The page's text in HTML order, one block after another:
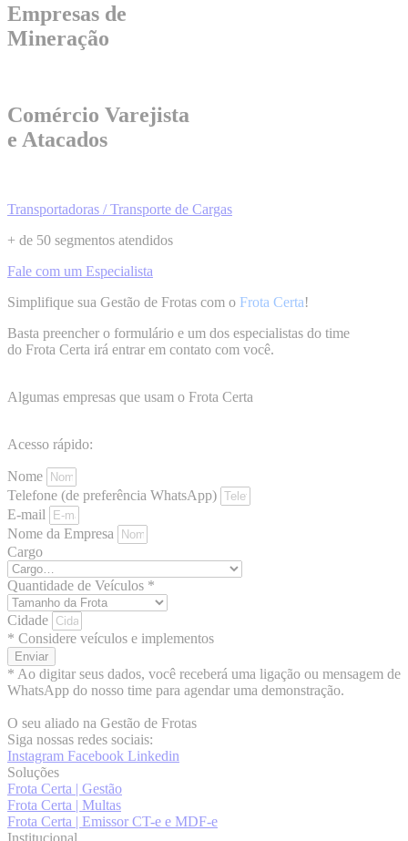
Empresas de
Mineração
Comércio Varejista
e Atacados
Transportadoras / Transporte de Cargas
+ de 50 segmentos atendidos
Fale com um Especialista
Simplifique sua Gestão de Frotas com o Frota Certa!
Basta preencher o formulário e um dos especialistas do time
do Frota Certa irá entrar em contato com você.
Algumas empresas que usam o Frota Certa
Acesso rápido:
Nome
Telefone (de preferência WhatsApp)
E-mail
Nome da Empresa
Cargo
Quantidade de Veículos *
Cidade
* Considere veículos e implementos
Enviar
* Ao digitar seus dados, você receberá uma ligação ou mensagem de
WhatsApp do nosso time para agendar uma demonstração.
O seu aliado na Gestão de Frotas
Siga nossas redes sociais:
Instagram Facebook Linkedin
Soluções
Frota Certa | Gestão
Frota Certa | Multas
Frota Certa | Emissor CT-e e MDF-e